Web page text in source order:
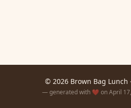
© 2026 Brown Bag
— generated with ❤️ on April